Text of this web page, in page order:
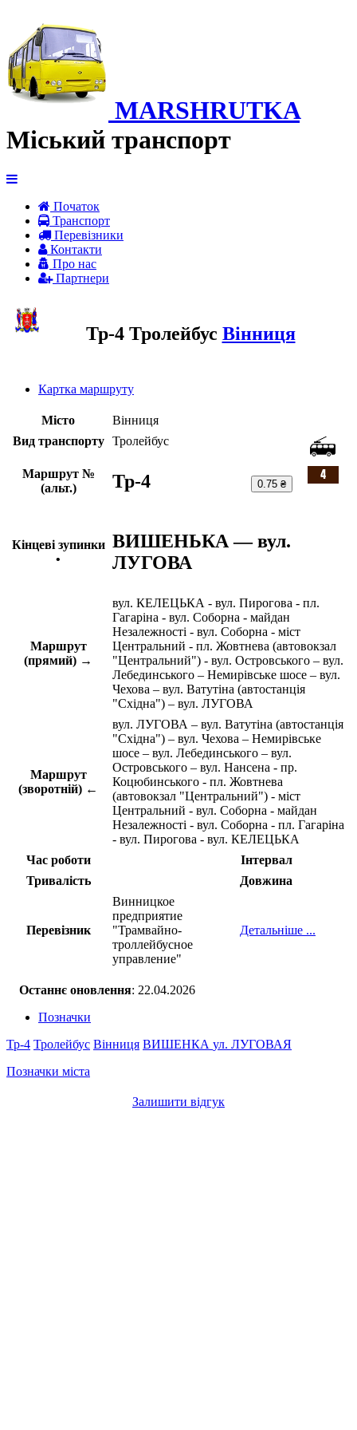
MARSHRUTKA
Міський транспорт
Початок
Транспорт
Перевiзники
Контакти
Про нас
Партнери
Тр-4 Тролейбус Вінниця
Картка маршруту
Місто
Вінниця
Вид транспорту
Тролейбус
Маршрут №
(альт.)
Тр-4 0.75 ₴
Кінцеві зупинки
•
ВИШЕНЬКА — вул.
ЛУГОВА
Маршрут
(прямий) →
вул. КЕЛЕЦЬКА - вул. Пирогова - пл.
Гагаріна - вул. Соборна - майдан
Незалежності - вул. Соборна - міст
Центральний - пл. Жовтнева (автовокзал
"Центральний") - вул. Островського – вул.
Лебединського – Немирівське шосе – вул.
Чехова – вул. Ватутіна (автостанція
"Східна") – вул. ЛУГОВА
Маршрут
(зворотній) ←
вул. ЛУГОВА – вул. Ватутіна (автостанція
"Східна") – вул. Чехова – Немирівське
шосе – вул. Лебединського – вул.
Островського – вул. Нансена - пр.
Коцюбинського - пл. Жовтнева
(автовокзал "Центральний") - міст
Центральний - вул. Соборна - майдан
Незалежності - вул. Соборна - пл. Гагаріна
- вул. Пирогова - вул. КЕЛЕЦЬКА
Час роботи
Інтервал
Тривалість
Довжина
Перевізник
Винницкое
предприятие
"Трамвайно-
троллейбусное
управление"
Детальніше ...
Останнє оновлення: 22.04.2026
Позначки
Тр-4 Тролейбус Вінниця ВИШЕНКА ул. ЛУГОВАЯ
Позначки міста
Залишити відгук